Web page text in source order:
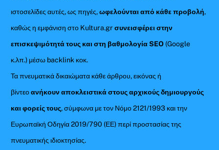
ιστοσελίδες αυτές, ως πηγές,ωφελούνται από κάθε προβολή,
καθώς η εμφάνιση στο Kultura.gr συνεισφέρει στην
επισκεψιμότητά τους και στη βαθμολογία SEO (Google
κ.λπ.) μέσω backlink κοκ.
Τα πνευματικά δικαιώματα κάθε άρθρου, εικόνας ή
βίντεοανήκουν αποκλειστικά στους αρχικούς δημιουργούς
και φορείς τους, σύμφωνα με τον Νόμο 2121/1993 και την
Ευρωπαϊκή Οδηγία 2019/790 (ΕΕ) περί προστασίας της
πνευματικής ιδιοκτησίας.